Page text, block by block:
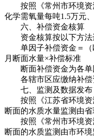
按照《常州市环境资
化学需氧量每吨1.5万元
六、补偿资金核算
资金核算按以下方法
单因子补偿资金＝（
月断面水量×补偿标准
断面补偿资金为各单
各辖市区应缴纳补偿
七、监测及数据发布
按照《江苏省环境资
断面的水质水量监测由
按照《常州市环境资
断面的水质监测由市环